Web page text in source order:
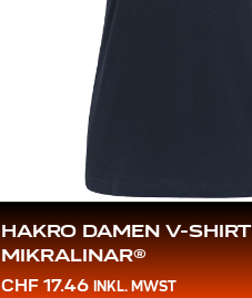
HAKRO DAMEN V-SHIRT
MIKRALINAR®
CHF 17.46 INKL. MWST